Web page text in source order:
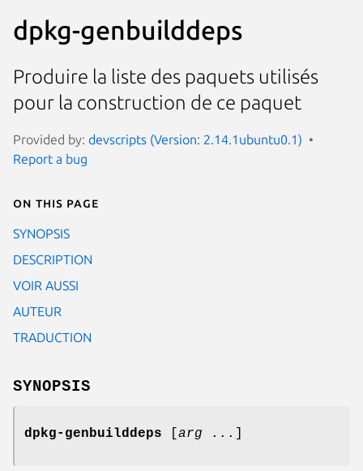
dpkg-genbuilddeps
Produire la liste des paquets utilisés
pour la construction de ce paquet
Provided by: devscripts (Version: 2.14.1ubuntu0.1)
Report a bug
On this page
SYNOPSIS
DESCRIPTION
VOIR AUSSI
AUTEUR
TRADUCTION
SYNOPSIS
dpkg-genbuilddeps arg ...]